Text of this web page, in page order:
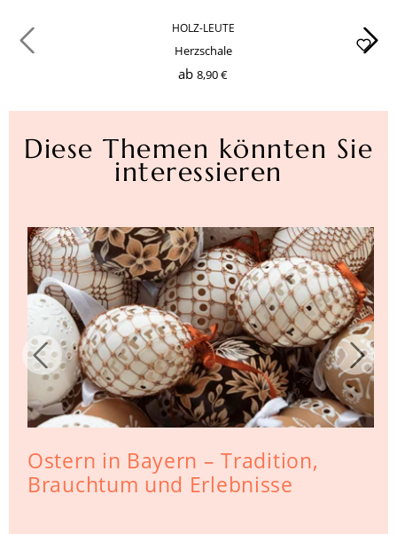
HOLZ-LEUTE
Herzschale
ab 8,90 €
Diese Themen könnten Sie
interessieren
Ostern in Bayern – Tradition,
Brauchtum und Erlebnisse